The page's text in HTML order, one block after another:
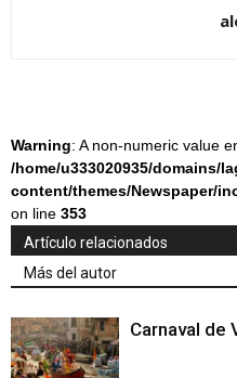
Warning: A non-numeric value
/home/u333020935/domains/
content/themes/Newspaper/
on line 353
Artículo relacionados
Más del autor
Carnaval de